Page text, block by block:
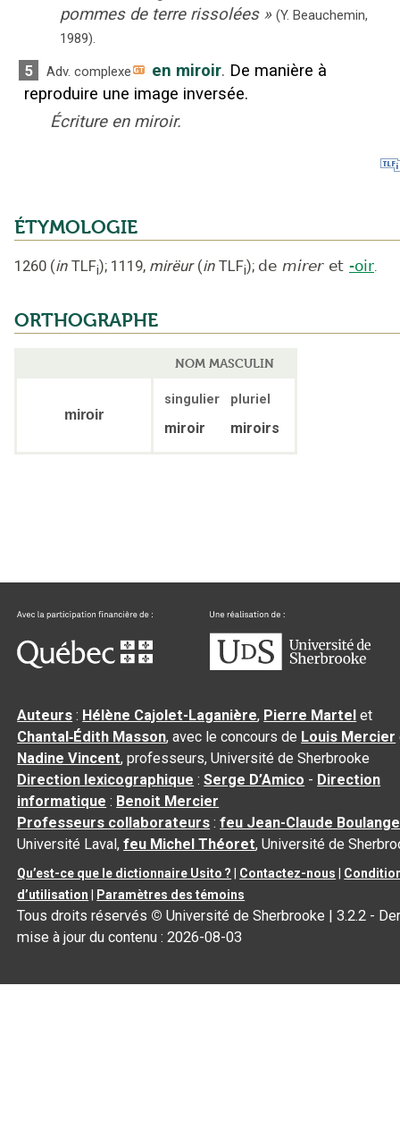
pommes de terre rissolées » (Y. Beauchemin,
1989).
5 Adv. complexe en miroir. De manière à
reproduire une image inversée.
Écriture en miroir.
ÉTYMOLOGIE
1260 (in TLFi); 1119, mirëur (in TLFi); de mirer et -oir.
ORTHOGRAPHE
NOM MASCULIN
miroir
singulier pluriel
miroir miroirs
Auteurs : Hélène Cajolet-Laganière, Pierre Martel et
Chantal‑Édith Masson, avec le concours de Louis Mercier
Nadine Vincent, professeurs, Université de Sherbrooke
Direction lexicographique :Serge D’Amico - Direction
informatique : Benoit Mercier
Professeurs collaborateurs :feu Jean-Claude
Université Laval,feu Michel Théoret, Université de
Qu’est-ce que le dictionnaire Usito ? Contactez-nous
d’utilisation
Paramètres des témoins
Tous droits réservés © Université de Sherbrooke |3.2.2 -
mise à jour du contenu :2026-08-03